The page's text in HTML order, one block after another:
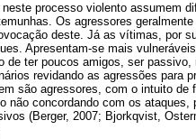
processo violento assumem
Os agressores
deste. Já as vítimas, por
Apresentam-se mais
de ter poucos amigos, ser
revidando as agressões para
são agressores, com o intuito
não concordando com os
(Berger, 2007; Bjorkqvist,